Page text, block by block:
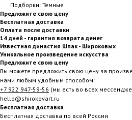
Подборки: Темные
Предложите свою цену
Бесплатная доставка
Оплата после доставки
14 дней - гарантия возврата денег
Известная династия Шпак - Широковых
Уникальное произведение искусства
Предложите свою цену
Вы можете предложить свою цену за
нами любым удобным способом:
+7 922 947-59-56 (мы есть во всех
hello@shirokovart.ru
Бесплатная доставка
Бесплатная доставка по всей России